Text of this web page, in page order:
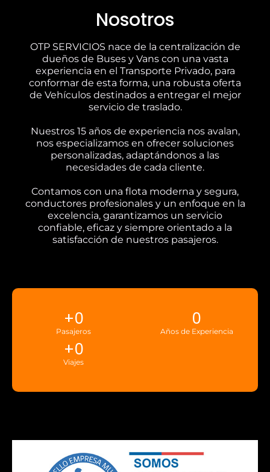
Nosotros
OTP SERVICIOS nace de la centralización de
dueños de Buses y Vans con una vasta
experiencia en el Transporte Privado, para
conformar de esta forma, una robusta oferta
de Vehículos destinados a entregar el mejor
servicio de traslado.
Nuestros 15 años de experiencia nos avalan,
nos especializamos en ofrecer soluciones
personalizadas, adaptándonos a las
necesidades de cada cliente.
Contamos con una flota moderna y segura,
conductores profesionales y un enfoque en la
excelencia, garantizamos un servicio
confiable, eficaz y siempre orientado a la
satisfacción de nuestros pasajeros.
Pasajeros
+0
Años de Experiencia
0
Viajes
+0